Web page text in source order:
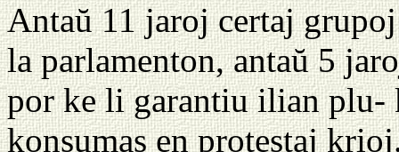
Antaŭ 11 jaroj certaj
la parlamenton, antaŭ 5
por ke li garantiu ilian
konsumas en protestaj